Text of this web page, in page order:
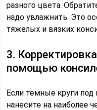
разного цвета.
надо увлажнить. Это
тяжелых и вязких
3.
помощью
Если темные круги
нанесите на наиболее